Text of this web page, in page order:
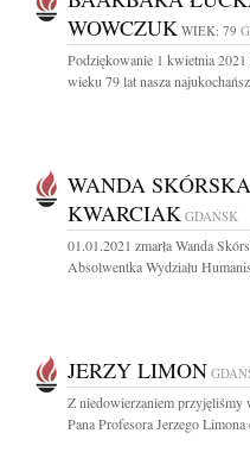
WOWCZUK WIEK: 79
Podziękowanie 1 kwietnia 2021
wieku 79 lat nasza
WANDA
KWARCIAK GDAŃSK
01.01.2021 zmarła Wanda
Absolwentka Wydziału
JERZY LIMON
Z niedowierzaniem przyjęliśmy
Pana Profesora Jerzego Limona